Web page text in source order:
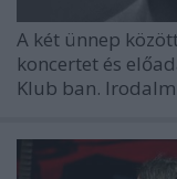
A két ünnep
koncertet és
Klub ban.